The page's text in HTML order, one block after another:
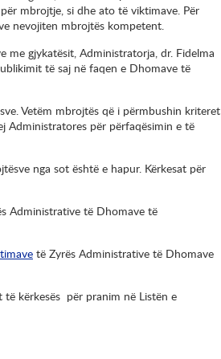
mbrojtje, si dhe ato të viktimave. Për
nevojiten mbrojtës kompetent.
me gjykatësit, Administratorja, dr. Fidelma
të saj në faqen e Dhomave të
Vetëm mbrojtës që i përmbushin kriteret
Administratores për përfaqësimin e të
nga sot është e hapur. Kërkesat për
Administrative të Dhomave të
të Zyrës Administrative të Dhomave
kërkesës për pranim në Listën e